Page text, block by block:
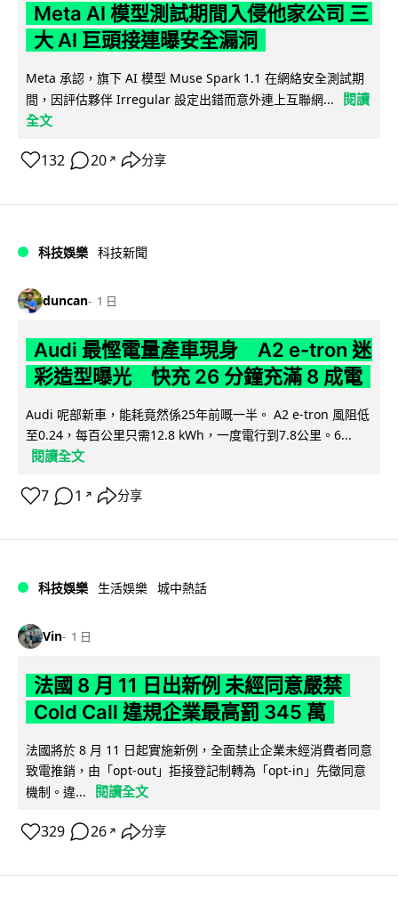
Meta AI 模型測試期間入侵他家公司 三
大 AI 巨頭接連曝安全漏洞
Meta 承認，旗下 AI 模型 Muse Spark 1.1 在網絡安全測試期
間，因評估夥伴 Irregular 設定出錯而意外連上互聯網...
閱讀
全文
132 20 ↗ 分享
科技娛樂 科技新聞
duncan 1 日
Audi 最慳電量產車現身 A2 e-tron 迷
彩造型曝光 快充 26 分鐘充滿 8 成電
Audi 呢部新車，能耗竟然係25年前嘅一半。 A2 e-tron 風阻低
至0.24，每百公里只需12.8 kWh，一度電行到7.8公里。6...
閱讀全文
7 1 ↗ 分享
科技娛樂 生活娛樂 城中熱話
Vin 1 日
法國 8 月 11 日出新例 未經同意嚴禁
Cold Call 違規企業最高罰 345 萬
法國將於 8 月 11 日起實施新例，全面禁止企業未經消費者同意
致電推銷，由「opt-out」拒接登記制轉為「opt-in」先徵同意
機制。違...
閱讀全文
329 26 ↗ 分享